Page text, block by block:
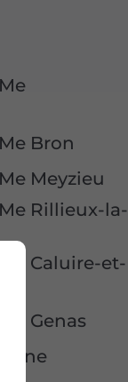
Bron
Meyzieu
Rillieux-la-
Caluire-et-
Genas